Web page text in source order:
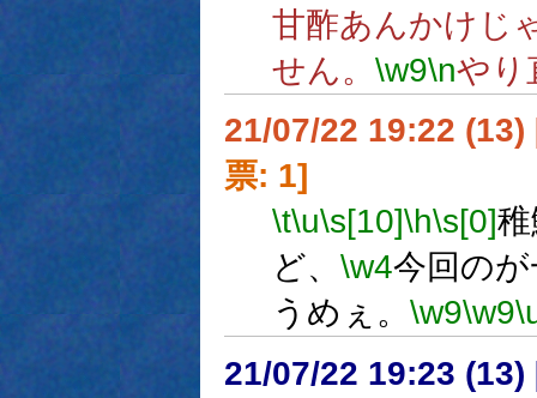
甘酢あんかけじ
せん。 \w9\nやり
21/07/22 19:22 (13)
票: 1]
\t\u\s[10]\h\s[0]
ど、 \w4今回の
うめぇ。 \w9\w9
21/07/22 19:23 (13)